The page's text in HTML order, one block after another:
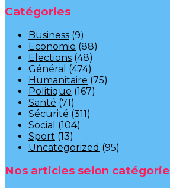
Catégories
Business (9)
Economie (88)
Elections (48)
Général (474)
Humanitaire (75)
Politique (167)
Santé (71)
Sécurité (311)
Social (104)
Sport (13)
Uncategorized (95)
Nos articles selon catégorie